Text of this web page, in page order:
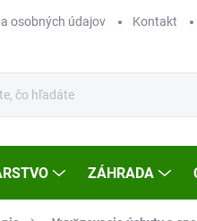
osobných údajov Kontakt
ZÁHRADA